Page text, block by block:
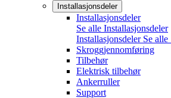
Installasjonsdeler
Installasjonsdeler
Se alle Installasjonsdeler
Installasjonsdeler Se alle
Skroggjennomføring
Tilbehør
Elektrisk tilbehør
Ankerruller
Support